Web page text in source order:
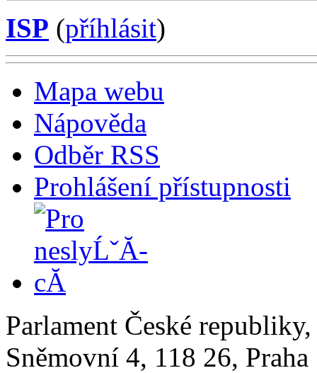
ISP (příhlásit)
Mapa webu
Nápověda
Odběr RSS
Prohlášení přístupnosti
Parlament České
Sněmovní 4, 118 26,